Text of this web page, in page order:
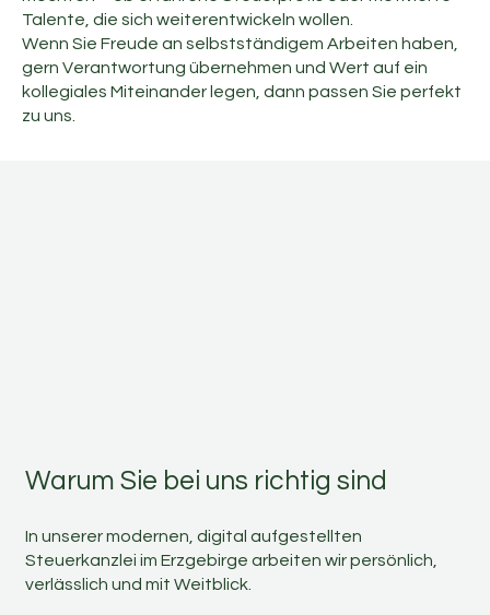
Talente, die sich weiterentwickeln wollen.
Wenn Sie Freude an selbstständigem Arbeiten haben,
gern Verantwortung übernehmen und Wert auf ein
kollegiales Miteinander legen, dann passen Sie perfekt
zu uns.
Warum Sie bei uns richtig sind
In unserer modernen, digital aufgestellten
Steuerkanzlei im Erzgebirge arbeiten wir persönlich,
verlässlich und mit Weitblick.